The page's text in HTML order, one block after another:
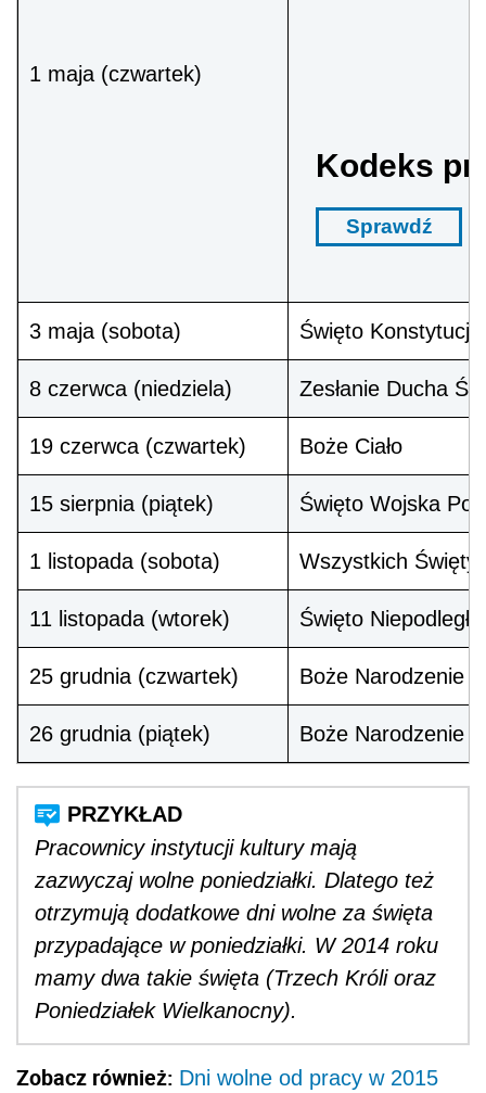
1 maja (czwartek)
Kodeks
Sprawdź
3 maja (sobota) Święto Konstytucji
8 czerwca (niedziela) Zesłanie Ducha
19 czerwca (czwartek) Boże Ciało
15 sierpnia (piątek) Święto Wojska
1 listopada (sobota) Wszystkich
11 listopada (wtorek) Święto
25 grudnia (czwartek) Boże Narodzenie
26 grudnia (piątek) Boże Narodzenie
Pracownicy instytucji kultury mają
zazwyczaj wolne poniedziałki. Dlatego też
otrzymują dodatkowe dni wolne za święta
przypadające w poniedziałki. W 2014 roku
mamy dwa takie święta (Trzech Króli oraz
Poniedziałek Wielkanocny).
Zobacz również: Dni wolne od pracy w 2015